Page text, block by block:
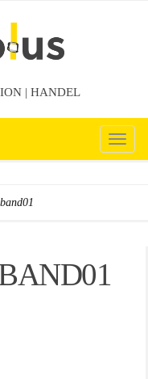
| HANDEL